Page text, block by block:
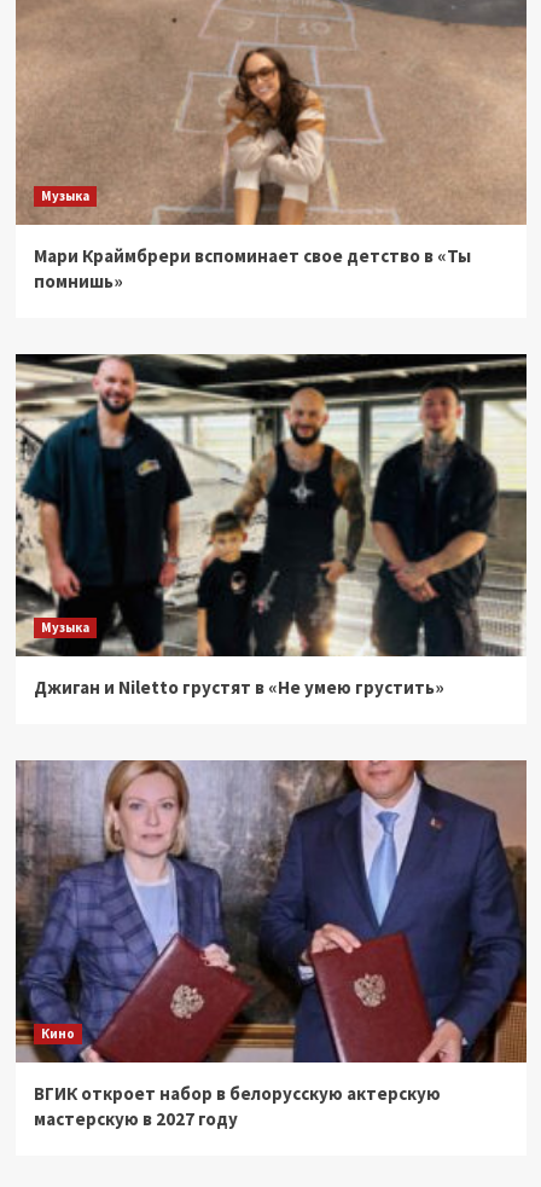
Музыка
Мари Краймбрери вспоминает свое детство в «Ты
помнишь»
Музыка
Джиган и Niletto грустят в «Не умею грустить»
Кино
ВГИК откроет набор в белорусскую актерскую
мастерскую в 2027 году